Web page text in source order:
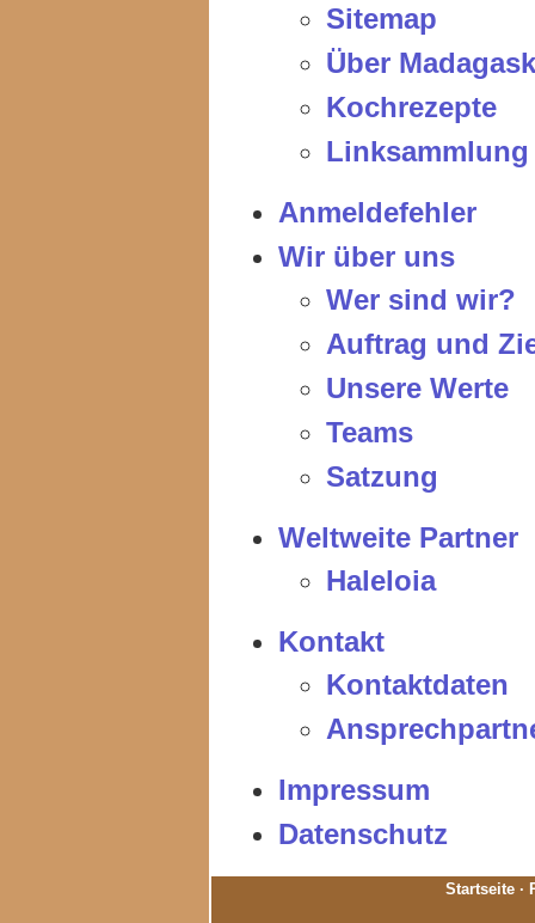
Sitemap
Über
Kochrezepte
Linksammlung
Anmeldefehler
Wir über uns
Wer sind wir?
Auftrag und
Unsere Werte
Teams
Satzung
Weltweite Partner
Haleloia
Kontakt
Kontaktdaten
Impressum
Datenschutz
Startseite ·